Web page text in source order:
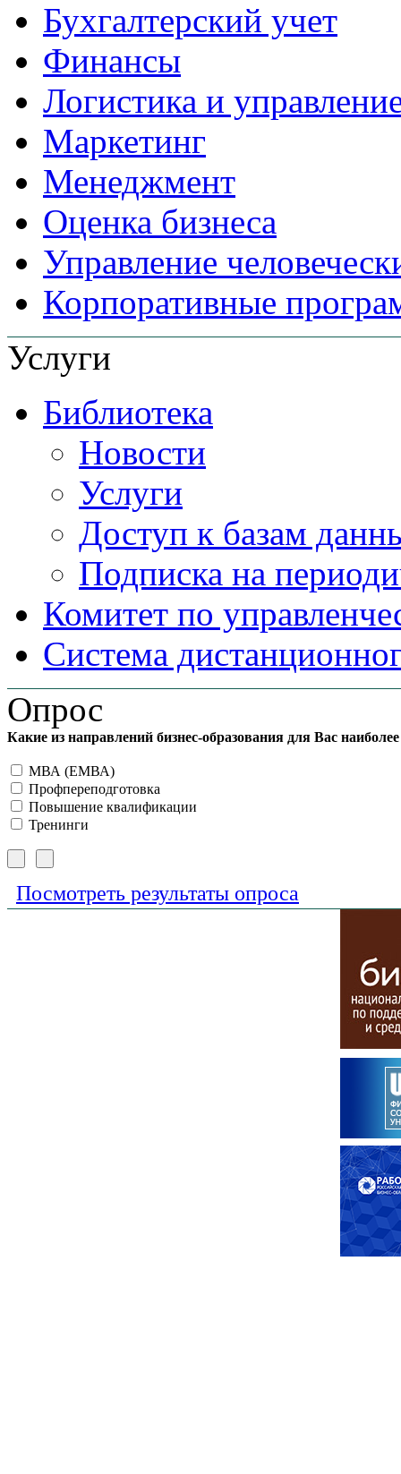
Бухгалтерский учет
Финансы
Логистика и
Маркетинг
Менеджмент
Оценка бизнеса
Управление
Корпоративные
Услуги
Библиотека
Новости
Услуги
Доступ к базам
Подписка на
Комитет по
Система
Опрос
Какие из направлений бизнес-образования для Вас
МВА (ЕМВА)
Профпереподготовка
Повышение квалификации
Тренинги
Посмотреть результаты опроса